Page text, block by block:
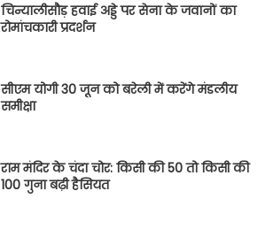
चिन्यालीसौड़ हवाई अड्डे पर सेना के जवानों का
रोमांचकारी प्रदर्शन
सीएम योगी 30 जून को बरेली में करेंगे मंडलीय
समीक्षा
राम मंदिर के चंदा चोर: किसी की 50 तो किसी की
100 गुना बढ़ी हैसियत